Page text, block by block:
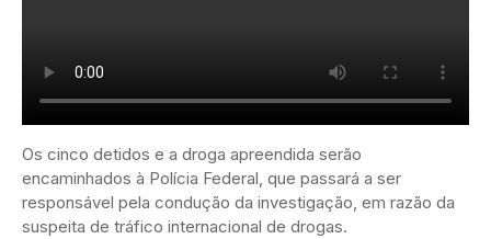
Os cinco detidos e a droga apreendida serão
encaminhados à Polícia Federal, que passará a ser
responsável pela condução da investigação, em razão da
suspeita de tráfico internacional de drogas.